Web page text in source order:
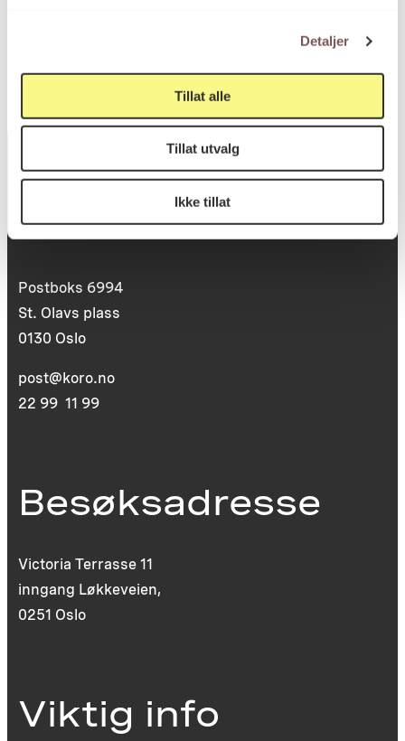
Detaljer
Tillat alle
Tillat utvalg
Ikke tillat
Postadresse
Postboks 6994
St. Olavs plass
0130 Oslo
post@koro.no
22 99 11 99
Besøksadresse
Victoria Terrasse 11
inngang Løkkeveien,
0251 Oslo
Viktig info